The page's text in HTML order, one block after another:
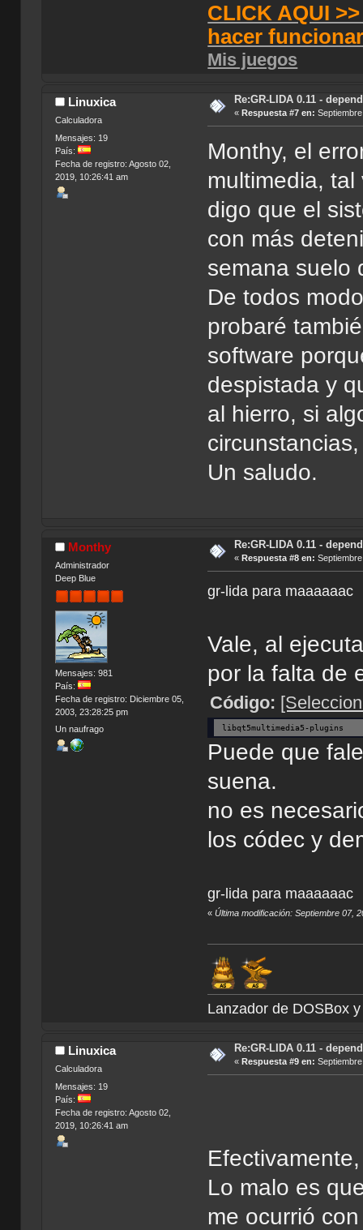
CLICK AQUI
hacer
Mis juegos
Linuxica
Calculadora
Mensajes: 19
País:
Fecha de registro: Agosto 02,
2019, 10:26:41 am
Re:GR-LIDA 0.11 -
« Respuesta #7 en:
Monthy, el
multimedia,
digo que el
con más
semana suelo
De todos
probaré
software
despistada y
al hierro, si
Un saludo.
Monthy
Administrador
Deep Blue
Mensajes: 981
País:
Fecha de registro: Diciembre 05,
2003, 23:28:25 pm
Un naufrago
Re:GR-LIDA 0.11 -
« Respuesta #8 en:
gr-lida para maaaaaac
Vale, al
por la falta de
Código:
libqt5multimedia5-plugins
Puede que
suena.
no es
los códec y
gr-lida para maaaaaac
«Última modificación: Septiembre 07,
Lanzador de DOSBox
Linuxica
Calculadora
Mensajes: 19
País:
Fecha de registro: Agosto 02,
2019, 10:26:41 am
Re:GR-LIDA 0.11 -
« Respuesta #9 en:
Lo malo es
me ocurrió